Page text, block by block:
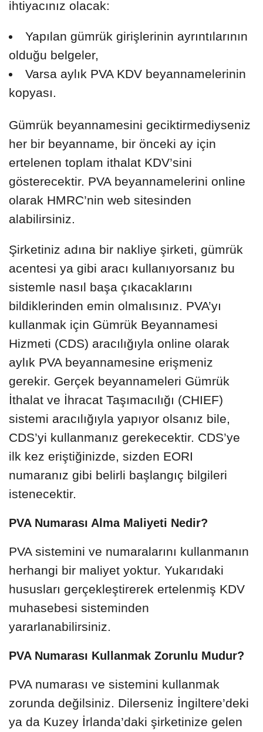
ihtiyacınız olacak:
Yapılan gümrük girişlerinin ayrıntılarının
olduğu belgeler,
Varsa aylık PVA KDV beyannamelerinin
kopyası.
Gümrük beyannamesini geciktirmediyseniz
her bir beyanname, bir önceki ay için
ertelenen toplam ithalat KDV’sini
gösterecektir. PVA beyannamelerini online
olarak HMRC’nin web sitesinden
alabilirsiniz.
Şirketiniz adına bir nakliye şirketi, gümrük
acentesi ya gibi aracı kullanıyorsanız bu
sistemle nasıl başa çıkacaklarını
bildiklerinden emin olmalısınız. PVA’yı
kullanmak için Gümrük Beyannamesi
Hizmeti (CDS) aracılığıyla online olarak
aylık PVA beyannamesine erişmeniz
gerekir. Gerçek beyannameleri Gümrük
İthalat ve İhracat Taşımacılığı (CHIEF)
sistemi aracılığıyla yapıyor olsanız bile,
CDS’yi kullanmanız gerekecektir. CDS’ye
ilk kez eriştiğinizde, sizden EORI
numaranız gibi belirli başlangıç bilgileri
istenecektir.
PVA Numarası Alma Maliyeti Nedir?
PVA sistemini ve numaralarını kullanmanın
herhangi bir maliyet yoktur. Yukarıdaki
hususları gerçekleştirerek ertelenmiş KDV
muhasebesi sisteminden
yararlanabilirsiniz.
PVA Numarası Kullanmak Zorunlu Mudur?
PVA numarası ve sistemini kullanmak
zorunda değilsiniz. Dilerseniz İngiltere’deki
ya da Kuzey İrlanda’daki şirketinize gelen